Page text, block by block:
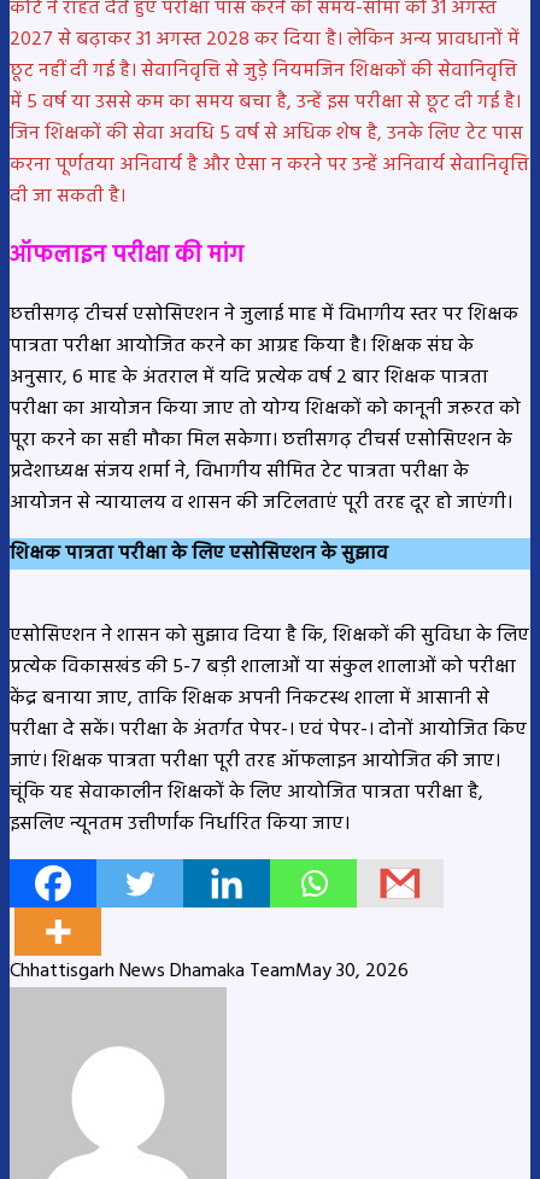
कोर्ट ने राहत देते हुए परीक्षा पास करने की समय-सीमा को 31 अगस्त
2027 से बढ़ाकर 31 अगस्त 2028 कर दिया है। लेकिन अन्य प्रावधानों में
छूट नहीं दी गई है। सेवानिवृत्ति से जुड़े नियमजिन शिक्षकों की सेवानिवृत्ति
में 5 वर्ष या उससे कम का समय बचा है, उन्हें इस परीक्षा से छूट दी गई है।
जिन शिक्षकों की सेवा अवधि 5 वर्ष से अधिक शेष है, उनके लिए टेट पास
करना पूर्णतया अनिवार्य है और ऐसा न करने पर उन्हें अनिवार्य सेवानिवृत्ति
दी जा सकती है।
ऑफलाइन परीक्षा की मांग
छत्तीसगढ़ टीचर्स एसोसिएशन ने जुलाई माह में विभागीय स्तर पर शिक्षक
पात्रता परीक्षा आयोजित करने का आग्रह किया है। शिक्षक संघ के
अनुसार, 6 माह के अंतराल में यदि प्रत्येक वर्ष 2 बार शिक्षक पात्रता
परीक्षा का आयोजन किया जाए तो योग्य शिक्षकों को कानूनी जरूरत को
पूरा करने का सही मौका मिल सकेगा। छत्तीसगढ़ टीचर्स एसोसिएशन के
प्रदेशाध्यक्ष संजय शर्मा ने, विभागीय सीमित टेट पात्रता परीक्षा के
आयोजन से न्यायालय व शासन की जटिलताएं पूरी तरह दूर हो जाएंगी।
शिक्षक पात्रता परीक्षा के लिए एसोसिएशन के सुझाव
एसोसिएशन ने शासन को सुझाव दिया है कि, शिक्षकों की सुविधा के लिए
प्रत्येक विकासखंड की 5-7 बड़ी शालाओं या संकुल शालाओं को परीक्षा
केंद्र बनाया जाए, ताकि शिक्षक अपनी निकटस्थ शाला में आसानी से
परीक्षा दे सकें। परीक्षा के अंतर्गत पेपर-। एवं पेपर-। दोनों आयोजित किए
जाएं। शिक्षक पात्रता परीक्षा पूरी तरह ऑफलाइन आयोजित की जाए।
चूंकि यह सेवाकालीन शिक्षकों के लिए आयोजित पात्रता परीक्षा है,
इसलिए न्यूनतम उत्तीर्णांक निर्धारित किया जाए।
Chhattisgarh News Dhamaka TeamMay 30, 2026